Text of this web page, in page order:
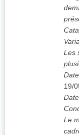
Les
19/
Le